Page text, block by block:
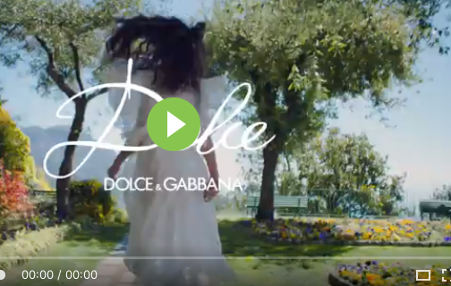
00:00 / 00:00